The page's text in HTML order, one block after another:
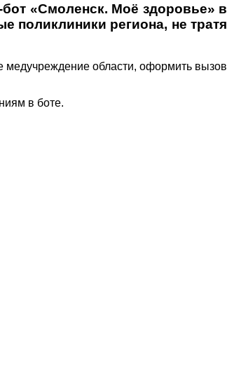
«Смоленск. Моё здоровье» в
поликлиники региона, не тратя
медучреждение области, оформить вызов
в боте.